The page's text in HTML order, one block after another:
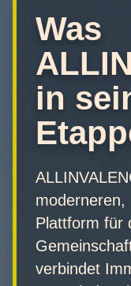
Was
in
moderneren,
Plattform für
verbindet